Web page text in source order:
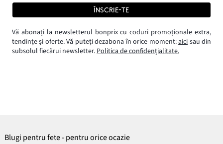
ÎNSCRIE-TE
Vă abonați la newsletterul bonprix cu coduri promoționale extra,
tendințe și oferte. Vă puteți dezabona în orice moment:aici sau din
subsolul fiecărui newsletter. Politica de confidențialitate.
Blugi pentru fete - pentru orice ocazie